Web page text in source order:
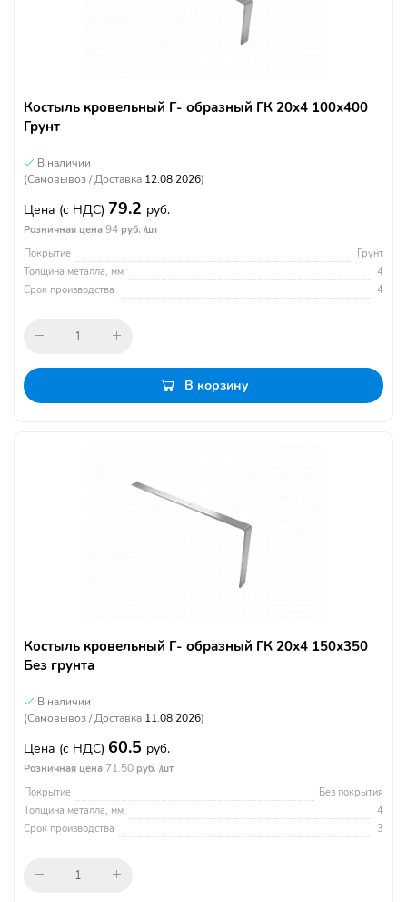
Костыль кровельный Г- образный ГК 20х4 100х400
Грунт
В наличии
(Самовывоз / Доставка 12.08.2026)
Цена (с НДС) 79.2 руб.
Розничная цена 94 руб. /шт
Покрытие
Грунт
Толщина металла, мм
4
Срок производства
4
В корзину
Костыль кровельный Г- образный ГК 20х4 150х350
Без грунта
В наличии
(Самовывоз / Доставка 11.08.2026)
Цена (с НДС) 60.5 руб.
Розничная цена 71.50 руб. /шт
Покрытие
Без покрытия
Толщина металла, мм
4
Срок производства
3